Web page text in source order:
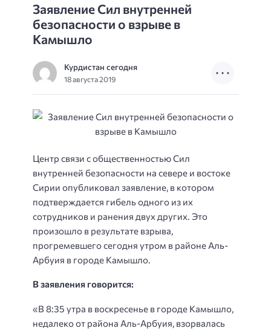
Заявление Сил внутренней
безопасности о взрыве в
Камышло
Курдистан сегодня
18 августа 2019
Центр связи с общественностью Сил
внутренней безопасности на севере и востоке
Сирии опубликовал заявление, в котором
подтверждается гибель одного из их
сотрудников и ранения двух других. Это
произошло в результате взрыва,
прогремевшего сегодня утром в районе Аль-
Арбуия в городе Камышло.
В заявления говорится:
«В 8:35 утра в воскресенье в городе Камышло,
недалеко от района Аль-Арбуия, взорвалась